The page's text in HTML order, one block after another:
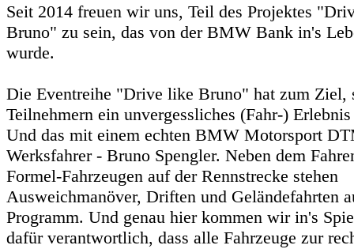
Seit 2014 freuen wir uns, Teil des Projektes
Bruno" zu sein, das von der BMW Bank in's
wurde.
Die Eventreihe "Drive like Bruno" hat zum Ziel,
Teilnehmern ein unvergessliches (Fahr-)
Und das mit einem echten BMW Motorsport
Werksfahrer - Bruno Spengler. Neben dem
Formel-Fahrzeugen auf der Rennstrecke stehen
Ausweichmanöver, Driften und Geländefahrten
Programm. Und genau hier kommen wir in's
dafür verantwortlich, dass alle Fahrzeuge zur